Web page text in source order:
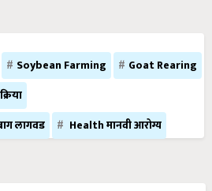
Soybean Farming
Goat Rearing
लागवड
Health मानवी आरोग्य